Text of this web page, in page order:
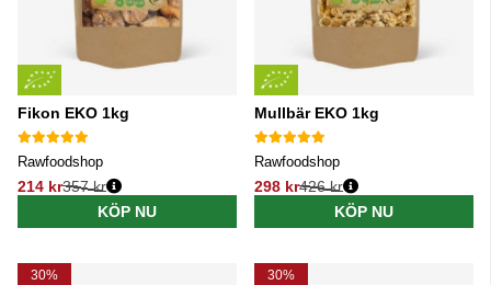
Fikon EKO 1kg
Rawfoodshop
214 kr
Ordinarie pris:
357 kr
KÖP NU
Mullbär EKO 1kg
Rawfoodshop
298 kr
Ordinarie pris:
426 kr
KÖP NU
30% 30%